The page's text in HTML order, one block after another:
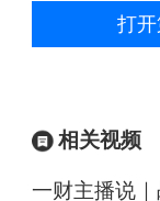
打
相关视频
一财主播说